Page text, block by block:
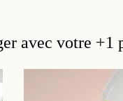
avec votre +1